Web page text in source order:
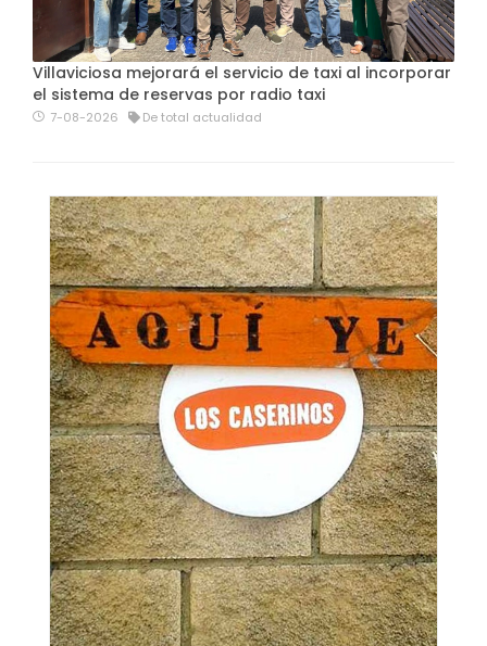
Villaviciosa mejorará el servicio de taxi al incorporar
el sistema de reservas por radio taxi
7-08-2026 De total actualidad